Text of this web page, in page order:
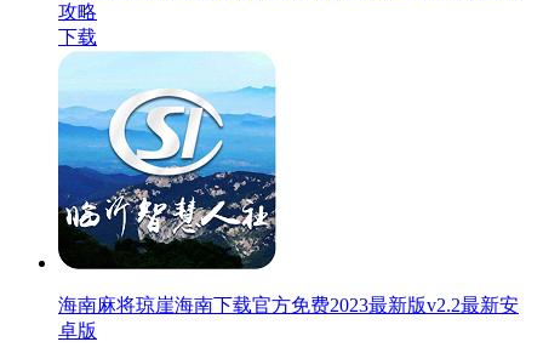
攻略
下载
海南麻将琼崖海南下载官方免费2023最新版v2.2最新安
卓版